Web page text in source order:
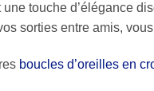
touche d’élégance
sorties entre amis,
boucles d’oreilles en